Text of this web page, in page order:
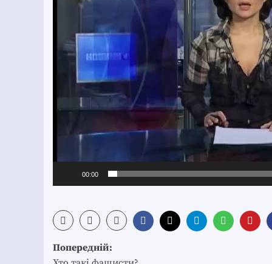
00:00
Post
Попередній: